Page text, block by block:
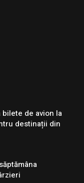
de avion la
destinații din